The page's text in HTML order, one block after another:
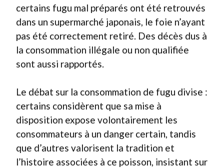
certains fugu mal préparés ont été retrouvés
dans un supermarché japonais, le foie n’ayant
pas été correctement retiré. Des décès dus à
la consommation illégale ou non qualifiée
sont aussi rapportés.
Le débat sur la consommation de fugu divise :
certains considèrent que sa mise à
disposition expose volontairement les
consommateurs à un danger certain, tandis
que d’autres valorisent la tradition et
l’histoire associées à ce poisson, insistant sur